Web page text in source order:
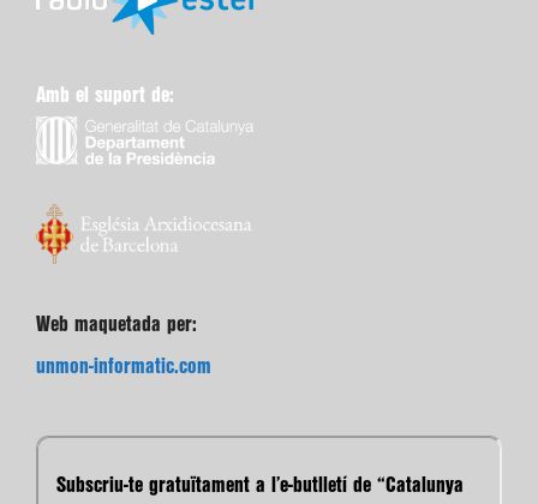
Amb el suport de:
Web maquetada per:
unmon-informatic.com
Subscriu-te gratuïtament a l’e-butlletí de “Catalunya